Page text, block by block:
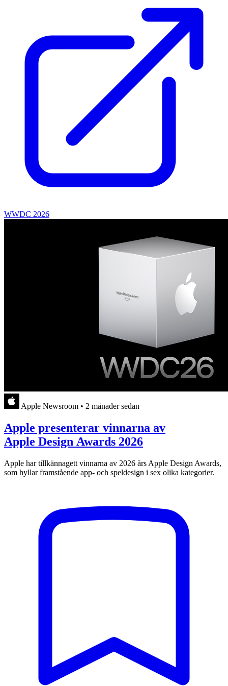
WWDC 2026
Apple Newsroom • 2 månader sedan
Apple presenterar vinnarna av
Apple Design Awards 2026
Apple har tillkännagett vinnarna av 2026 års Apple Design Awards,
som hyllar framstående app- och speldesign i sex olika kategorier.